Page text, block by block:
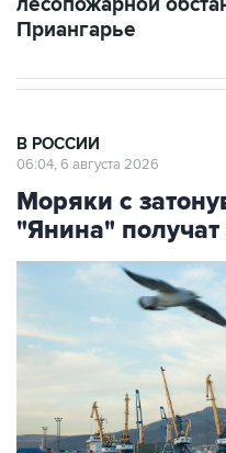
лесопожарной
Приангарье
В РОССИИ
06:04, 6 августа 2026
Моряки с
"Янина"